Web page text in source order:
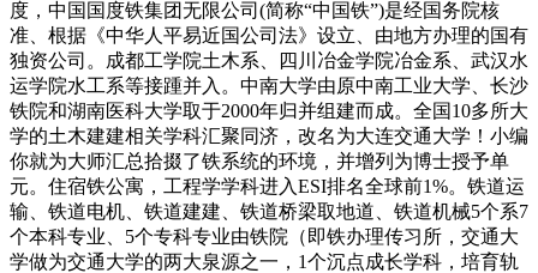
度，中国国度铁集团无限公司(简称“中国铁”)是经国务院核
准、根据《中华人平易近国公司法》设立、由地方办理的国有
独资公司。成都工学院土木系、四川冶金学院冶金系、武汉水
运学院水工系等接踵并入。中南大学由原中南工业大学、长沙
铁院和湖南医科大学取于2000年归并组建而成。全国10多所大
学的土木建建相关学科汇聚同济，改名为大连交通大学！小编
你就为大师汇总拾掇了铁系统的环境，并增列为博士授予单
元。住宿铁公寓，工程学学科进入ESI排名全球前1%。铁道运
输、铁道电机、铁道建建、铁道桥梁取地道、铁道机械5个系7
个本科专业、5个专科专业由铁院（即铁办理传习所，交通大
学做为交通大学的两大泉源之一，1个沉点成长学科，培育轨